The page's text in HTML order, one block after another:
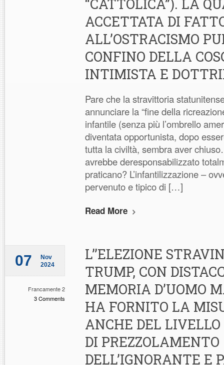
“CATTOLICA”). LA
ACCETTATA DI
ALL’OSTRACISMO
CONFINO DELLA
INTIMISTA E
Pare che la stravittoria
annunciare la “fine della
infantile (senza più l’ombrello
diventata opportunista, dopo
tutta la civiltà, sembra aver
avrebbe deresponsabilizzato
praticano? L’infantilizzazione –
pervenuto e tipico di […]
Read More
07
Nov
2024
Francamente 2
3 Comments
L’’ELEZIONE
TRUMP, CON
MEMORIA D’UOMO
HA FORNITO LA
ANCHE DEL LIVELLO
DI PREZZOLAMENTO
DELL’IGNORANTE E